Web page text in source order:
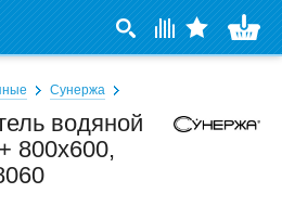
Сунержа
водяной
800x600,